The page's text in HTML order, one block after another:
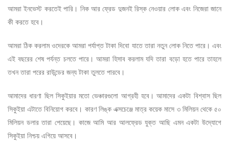
আমরা ইনভেস্ট করতেই পারি। নিক আর ফ্রেড দুজনই রিস্ক নেওয়ার লোক এবং নিজেরা জানে
কী করতে হবে।
আমরা ঠিক করলাম ওদেরকে আমরা পর্যাপ্ত টাকা দিবো যাতে তারা নতুন লোক নিতে পারে। এবং
এই বছরের শেষ পর্যন্ত চলতে পারে। আমরা হিসাব করলাম যদি তারা বড়ো হতে পারে তাহলে
তখন তারা পরের রাউন্ডের জন্য টাকা তুলতে পারবে।
আমাদের ধারণা ছিল সিকুইয়ার মতো ভেঞ্চারগুলো আগ্রহী হবে। আমাদের একটা বিশ্বাস ছিল
সিকুইয়া এটাতে বিনিয়োগ করবে। কারণ লিঙ্ক এক্সচেঞ্জে মাত্র কয়েক মাসে ৩ মিলিয়ন থেকে ৫০
মিলিয়ন ডলার তারা পেয়েছে। কাজে আমি আর আলফ্রেড যুক্ত আছি এমন একটা উদ্যোগে
সিকুইয়া নিশ্চয় এগিয়ে আসবে।